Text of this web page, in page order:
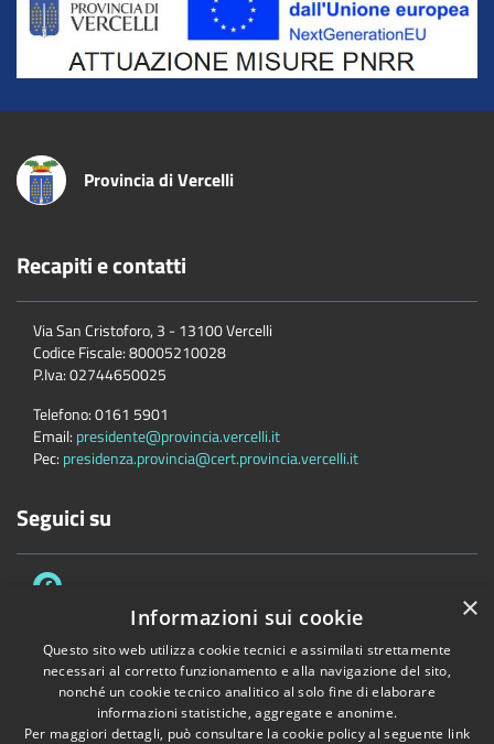
Provincia di Vercelli
Recapiti e contatti
Via San Cristoforo, 3 - 13100 Vercelli
Codice Fiscale:80005210028
P.Iva:02744650025
Telefono:0161 5901
Email: presidente@provincia.vercelli.it
Pec: presidenza.provincia@cert.provincia.vercelli.it
Seguici su
Accessibilità Privacy Cookie
Mappa del sito
Dichiarazione di accessibilità e meccanismo di feedback
×
Informazioni sui cookie
Questo sito web utilizza cookie tecnici e assimilati strettamente
necessari al corretto funzionamento e alla navigazione del sito,
nonché un cookie tecnico analitico al solo fine di elaborare
informazioni statistiche, aggregate e anonime.
Per maggiori dettagli, può consultare la cookie policy al seguente link